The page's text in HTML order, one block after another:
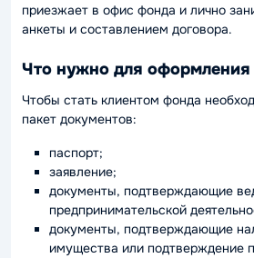
приезжает в офис фонда и лично
анкеты и составлением договора.
Что нужно для оформления
Чтобы стать клиентом фонда
пакет документов:
паспорт;
заявление;
документы, подтверждающие
предпринимательской
документы, подтверждающие
имущества или подтверждение